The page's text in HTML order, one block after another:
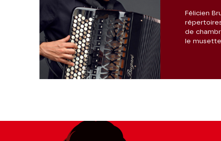
Félicien
de
le